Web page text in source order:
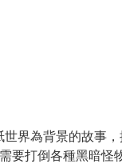
界為背景的故事
打倒各種黑暗怪物